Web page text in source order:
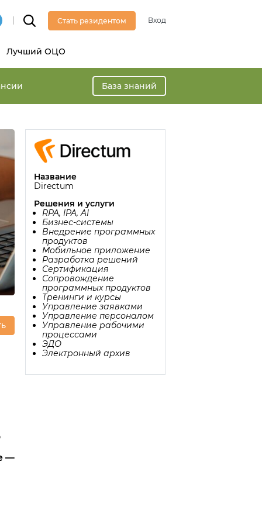
Стать резидентом Вход
Лучший ОЦО
База знаний
—
Название
Directum
Решения и услуги
RPA, IPA, AI
Бизнес-системы
Внедрение программных
продуктов
Мобильное приложение
Разработка решений
Сертификация
Сопровождение
программных продуктов
Тренинги и курсы
Управление заявками
Управление персоналом
Управление рабочими
процессами
ЭДО
Электронный архив